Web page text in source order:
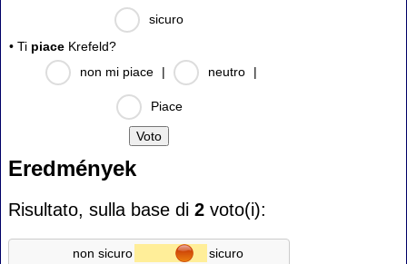
sicuro
• Ti piace Krefeld?
non mi piace
| neutro |
Piace
Eredmények
Risultato, sulla base di 2 voto(i):
non sicuro
sicuro